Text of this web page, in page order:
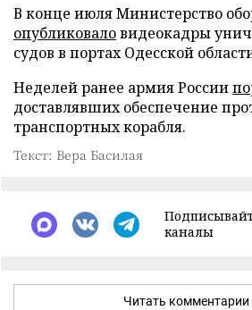
В конце июля Министерство
опубликоваловидеокадры
судов в портах Одесской
Неделей ранее армия России
доставлявших обеспечение
транспортных корабля.
Текст: Вера Басилая
каналы
Читать комментарии